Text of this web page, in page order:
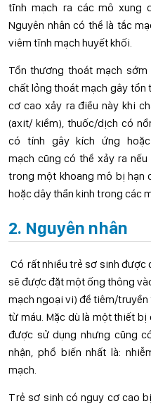
tĩnh mạch ra các mô xung
Nguyên nhân có thể là tắc
viêm tĩnh mạch huyết khối.
Tổn thương thoát mạch
chất lỏng thoát mạch gây tổn
cơ cao xảy ra điều này khi
(axit/ kiềm), thuốc/dịch có
có tính gây kích ứng
mạch cũng có thể xảy ra
trong một khoang mô bị hạn
hoặc dây thần kinh trong các
2. Nguyên nhân
Có rất nhiều trẻ sơ sinh
sẽ được đặt một ống thông
mạch ngoại vi) để tiêm/truyền
từ máu. Mặc dù là một thiết
được sử dụng nhưng cũng
nhận, phổ biến nhất là:
mạch.
Trẻ sơ sinh có nguy cơ cao